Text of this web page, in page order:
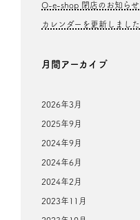
O-e-shop 閉店のお知らせ
カレンダーを更新しました
月間アーカイブ
2026年3月
2025年9月
2024年9月
2024年6月
2024年2月
2023年11月